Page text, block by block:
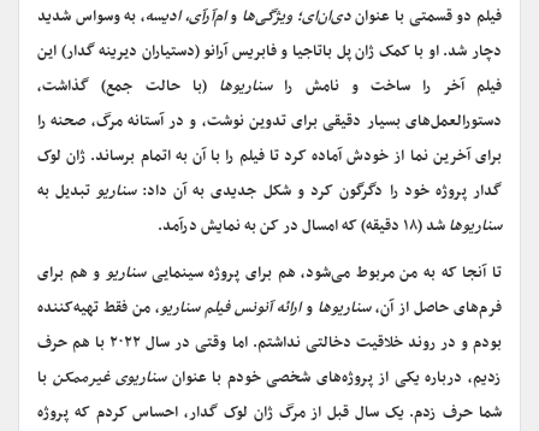
فیلم دو قسمتی با عنواندی‌ان‌ای؛ ویژگی‌ها وام‌آر‌آی، ادیسه، به وسواس شدید
دچار شد. او با کمک ژان پل باتاجیا و فابریس آرانو (دستیاران دیرینه گدار) این
فیلم آخر را ساخت و نامش راسناریوها (با حالت جمع) گذاشت،
دستورالعمل‌های بسیار دقیقی برای تدوین نوشت، و در آستانه مرگ، صحنه را
برای آخرین نما از خودش آماده کرد تا فیلم را با آن به اتمام برساند. ژان لوک
گدار پروژه خود را دگرگون کرد و شکل جدیدی به آن داد:سناریوتبدیل به
سناریوهاشد (۱۸ دقیقه) که امسال در کن به نمایش درآمد.
تا آنجا که به من مربوط می‌شود، هم برای پروژه سینماییسناریوو هم برای
فرم‌های حاصل از آن،سناریوها وارائه آنونس فیلم سناریو، من فقط تهیه‌کننده
بودم و در روند خلاقیت دخالتی نداشتم. اما وقتی در سال ۲۰۲۲ با هم حرف
زدیم، درباره یکی از پروژه‌های شخصی خودم با عنوانسناریوی غیرممکن با
شما حرف زدم. یک سال قبل از مرگ ژان لوک گدار، احساس کردم که پروژه